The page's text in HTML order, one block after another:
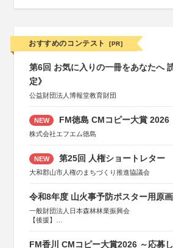
おすすめのコンテスト [PR]
第6回 お気に入りの一冊をあなたへ
定》
公益財団法人博報堂教育財団
NEW FM徳島 CMコピー大賞 2026
株式会社エフエム徳島
NEW 第25回 人権ショートレター
大和郡山市人権のまちづくり推進協議会
令和8年度 山火事予防ポスター用原
一般財団法人日本森林林業振興会
【後援】
FM香川 CMコピー大賞2026 ～応募